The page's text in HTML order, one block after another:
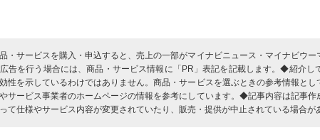
・サービスを購入・申込すると、売上の一部がマイナビニュース・マイナビウ
告を行う場合には、商品・サービス情報に「PR」表記を記載します。◆紹介し
性を示しているわけではありません。商品・サービスを選ぶときの参考情報と
サービス事業者のホームページの情報を参考にしています。◆記事内容は記事作
て仕様やサービス内容が変更されていたり、販売・提供が中止されている場合が